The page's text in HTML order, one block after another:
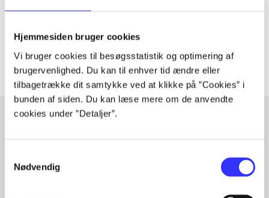
Hjemmesiden bruger cookies
Vi bruger cookies til besøgsstatistik og optimering af
brugervenlighed. Du kan til enhver tid ændre eller
tilbagetrække dit samtykke ved at klikke på ”Cookies” i
bunden af siden. Du kan læse mere om de anvendte
cookies under ”Detaljer”.
Nødvendig
Artiklerne i handler ofte om
Fra